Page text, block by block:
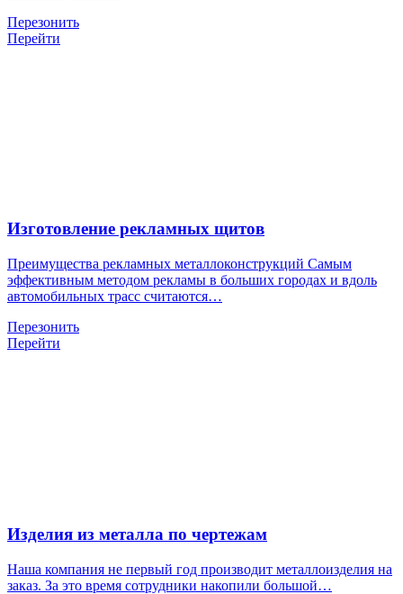
Перезонить
Перейти
Изготовление рекламных щитов
Преимущества рекламных металлоконструкций Самым
эффективным методом рекламы в больших городах и вдоль
автомобильных трасс считаются…
Перезонить
Перейти
Изделия из металла по чертежам
Наша компания не первый год производит металлоизделия на
заказ. За это время сотрудники накопили большой…